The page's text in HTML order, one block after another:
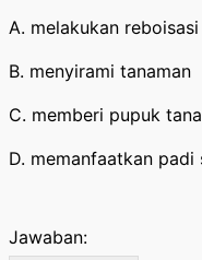
A. melakukan reboisasi
B. menyirami tanaman
C. memberi pupuk
D. memanfaatkan padi
Jawaban: